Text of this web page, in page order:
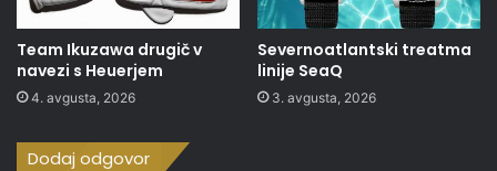
Team Ikuzawa drugič v
navezi s Heuerjem
4. avgusta, 2026
Severnoatlantski treatma
linije SeaQ
3. avgusta, 2026
Dodaj odgovor